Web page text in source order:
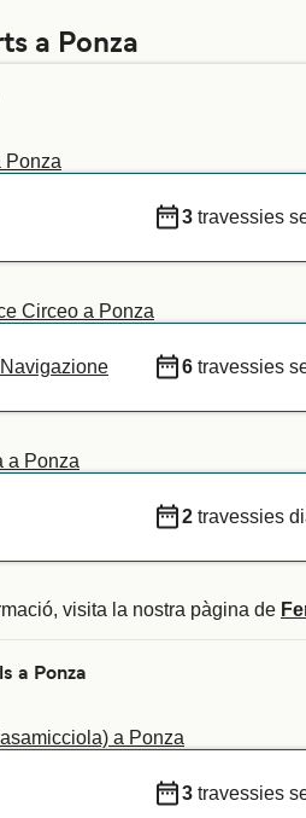
a Ponza
Ponza
3 travessies
Circeo a Ponza
6 travessies
a Ponza
2 travessies
visita la nostra pàgina de
a Ponza
a Ponza
3 travessies